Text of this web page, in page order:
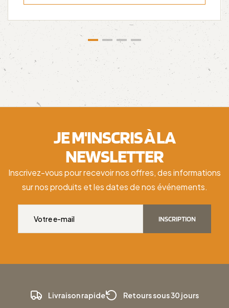
JE M'INSCRIS À LA
NEWSLETTER
Inscrivez-vous pour recevoir nos offres, des informations
sur nos produits et les dates de nos événements.
INSCRIPTION
Livraison rapide Retours sous 30 jours